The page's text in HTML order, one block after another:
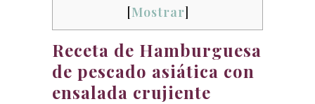
[Mostrar]
Receta de Hamburguesa
de pescado asiática con
ensalada crujiente